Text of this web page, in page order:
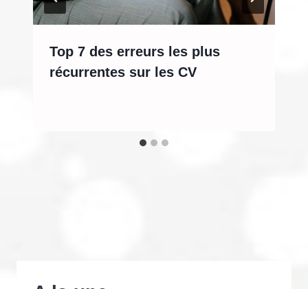
Top 7 des erreurs les plus
récurrentes sur les CV